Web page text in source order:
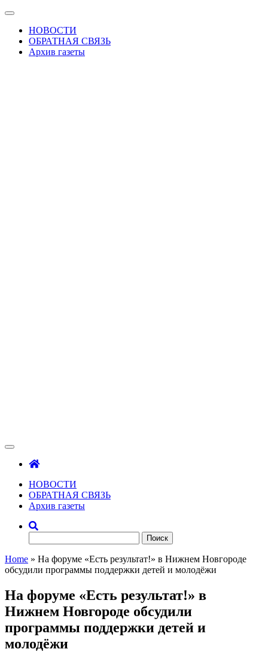
Skip
content
Показать/
Скрыть
навигацию
НОВОСТИ
ОБРАТНАЯ СВЯЗЬ
Архив газеты
НОВОСТИ
ОБРАТНАЯ СВЯЗЬ
Архив газеты
Home » На форуме «Есть результат!» в Нижнем Новгороде
обсудили программы поддержки детей и молодёжи
На форуме «Есть результат!» в
Нижнем Новгороде обсудили
программы поддержки детей и
молодёжи